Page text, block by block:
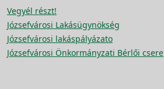
Vegyél részt!
Józsefvárosi Lakásügynökség
Józsefvárosi lakáspályázato
Józsefvárosi Önkormányzati Bérlői csere